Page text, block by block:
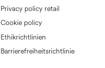
Privacy policy retail
Cookie policy
Ethikrichtlinien
Barrierefreiheitsrichtlinie